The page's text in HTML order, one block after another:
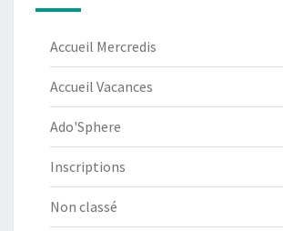
Accueil Mercredis
Accueil Vacances
Ado'Sphere
Inscriptions
Non classé